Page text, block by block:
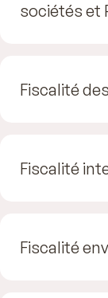
sociétés et
Fiscalité
Fiscalité
Fiscalité